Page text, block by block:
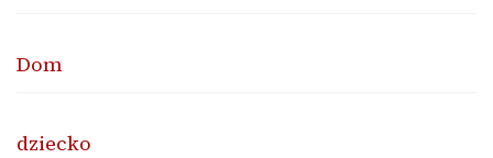
Dom
dziecko